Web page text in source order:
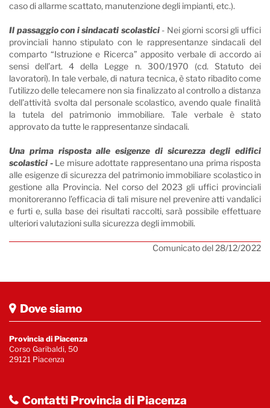
caso di allarme scattato, manutenzione degli impianti, etc.).
Il passaggio con i sindacati scolastici- Nei giorni scorsi gli uffici
provinciali hanno stipulato con le rappresentanze sindacali del
comparto “Istruzione e Ricerca” apposito verbale di accordo ai
sensi dell’art. 4 della Legge n. 300/1970 (cd. Statuto dei
lavoratori). In tale verbale, di natura tecnica, è stato ribadito come
l’utilizzo delle telecamere non sia finalizzato al controllo a distanza
dell’attività svolta dal personale scolastico, avendo quale finalità
la tutela del patrimonio immobiliare. Tale verbale è stato
approvato da tutte le rappresentanze sindacali.
Una prima risposta alle esigenze di sicurezza degli edifici
scolastici - Le misure adottate rappresentano una prima risposta
alle esigenze di sicurezza del patrimonio immobiliare scolastico in
gestione alla Provincia. Nel corso del 2023 gli uffici provinciali
monitoreranno l’efficacia di tali misure nel prevenire atti vandalici
e furti e, sulla base dei risultati raccolti, sarà possibile effettuare
ulteriori valutazioni sulla sicurezza degli immobili.
Comunicato del 28/12/2022
Dove siamo
Provincia di Piacenza
Corso Garibaldi, 50
29121 Piacenza
Contatti Provincia di Piacenza